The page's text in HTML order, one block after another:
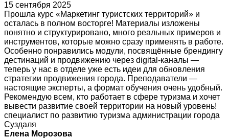
15 сентября 2025
Прошла курс «Маркетинг туристских территорий» и
осталась в полном восторге! Материалы изложены
понятно и структурировано, много реальных примеров и
инструментов, которые можно сразу применять в работе.
Особенно понравились модули, посвящённые брендингу
дестинаций и продвижению через digital-каналы —
теперь у нас в отделе уже есть идеи для обновления
стратегии продвижения города. Преподаватели —
настоящие эксперты, а формат обучения очень удобный.
Рекомендую всем, кто работает в сфере туризма и хочет
вывести развитие своей территории на новый уровень!
специалист по развитию туризма администрации города
Суздаля
Елена Морозова